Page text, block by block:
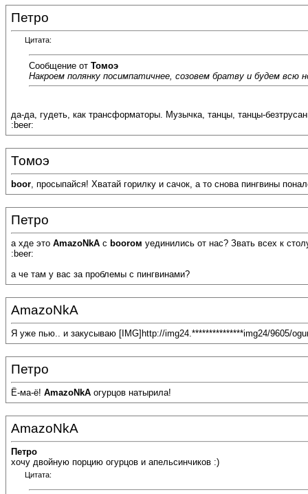
Петро
Цитата:
Сообщение от Томоэ
Накроем полянку посимпатичнее, созовем братву и будем всю
да-да, гудеть, как трансформаторы. Музычка, танцы, танцы-
:beer:
Томоэ
boor, просыпайся! Хватай горилку и сачок, а то снова пингвины
Петро
а хде это AmazoNkA с boorом уединились от нас? Звать всех к
:beer:
а че там у вас за проблемы с пингвинами?
AmazoNkA
Я уже пью.. и закусываю [IMG]http://img24.***************img24/9605/
Петро
Ё-ма-ё! AmazoNkA огурцов натырила!
AmazoNkA
Петро
хочу двойную порцию огурцов и апельсинчиков :)
Цитата: